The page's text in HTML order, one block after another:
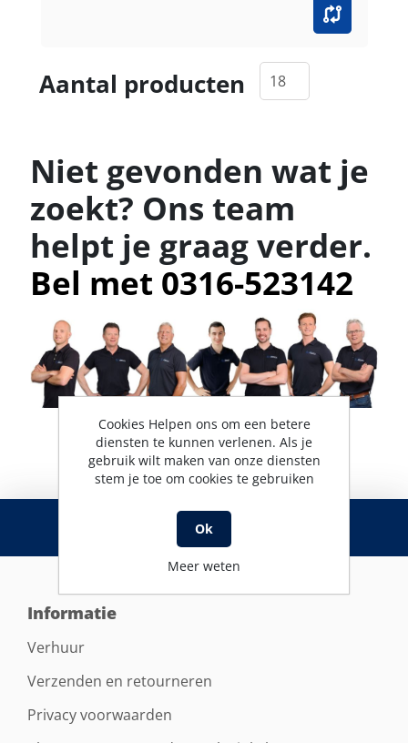
Aantal producten
Niet gevonden wat je
zoekt? Ons team
helpt je graag verder.
Bel met 0316-523142
RSS
Informatie
Verhuur
Verzenden en retourneren
Privacy voorwaarden
Cookies Helpen ons om een betere
diensten te kunnen verlenen. Als je
gebruik wilt maken van onze diensten
stem je toe om cookies te gebruiken
Ok
Meer weten